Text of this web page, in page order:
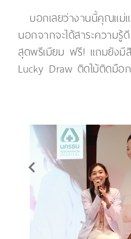
บอกเลยว่างานนี้คุณแม่
นอกจากจะได้สาระความ
สุดพรีเมียม ฟรี! แถมยังมี
Lucky Draw ติดไม้ติดมือ